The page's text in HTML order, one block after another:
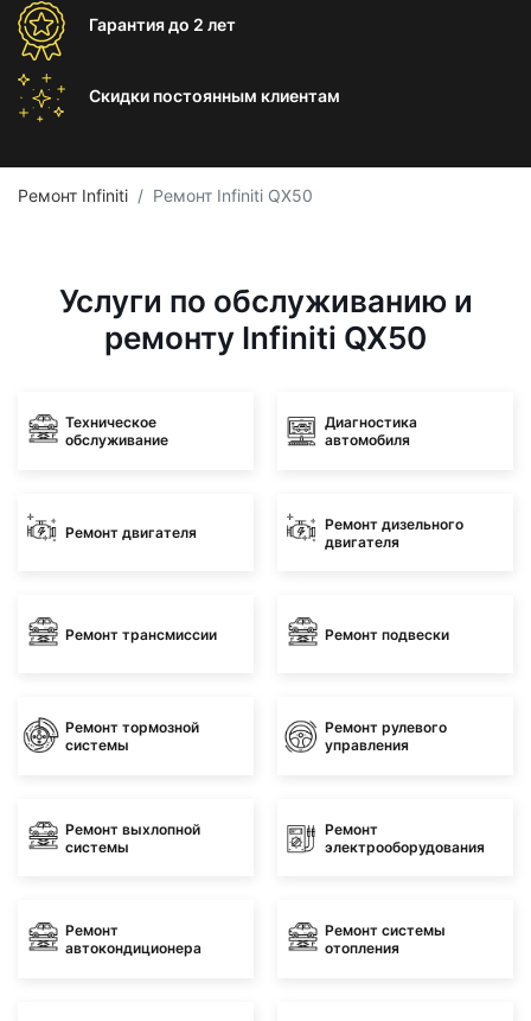
Гарантиядо 2 лет
Скидки постоянным клиентам
Ремонт Infiniti Ремонт Infiniti QX50
Услуги по обслуживанию и
ремонту Infiniti QX50
Техническое
обслуживание
Диагностика
автомобиля
Ремонт двигателя
Ремонт дизельного
двигателя
Ремонт трансмиссии Ремонт подвески
Ремонт тормозной
системы
Ремонт рулевого
управления
Ремонт выхлопной
системы
Ремонт
электрооборудования
Ремонт
автокондиционера
Ремонт системы
отопления